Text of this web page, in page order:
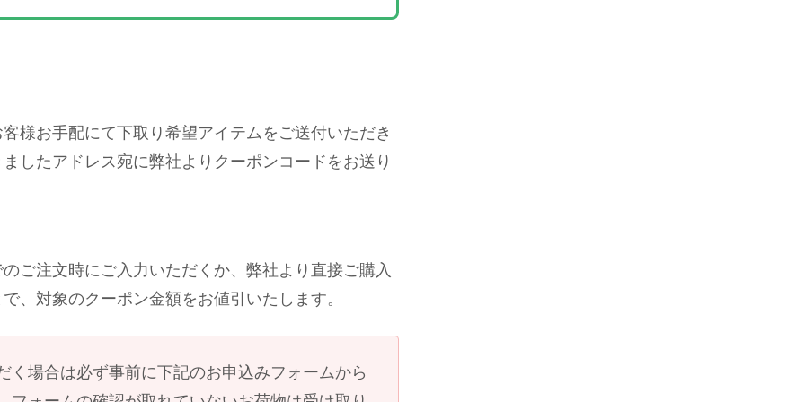
様お手配にて下取り希望アイテムをご送付いただき
したアドレス宛に弊社よりクーポンコードをお送り
ご注文時にご入力いただくか、弊社より直接ご購入
、対象のクーポン金額をお値引いたします。
く場合は必ず事前に下記のお申込みフォームから